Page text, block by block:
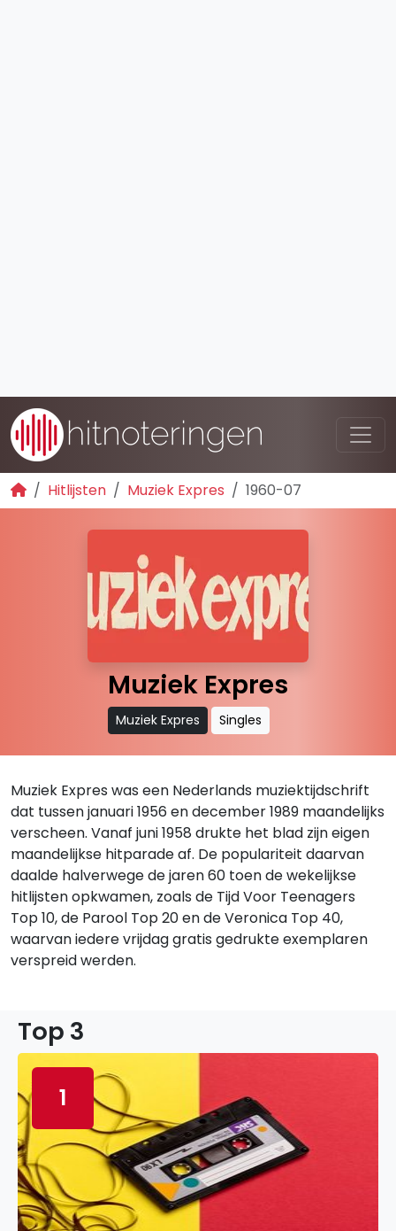
Hitlijsten Muziek Expres 1960-07
Muziek Expres
Muziek Expres Singles
Muziek Expres was een Nederlands muziektijdschrift
dat tussen januari 1956 en december 1989 maandelijks
verscheen. Vanaf juni 1958 drukte het blad zijn eigen
maandelijkse hitparade af. De populariteit daarvan
daalde halverwege de jaren 60 toen de wekelijkse
hitlijsten opkwamen, zoals de Tijd Voor Teenagers
Top 10, de Parool Top 20 en de Veronica Top 40,
waarvan iedere vrijdag gratis gedrukte exemplaren
verspreid werden.
Top 3
1